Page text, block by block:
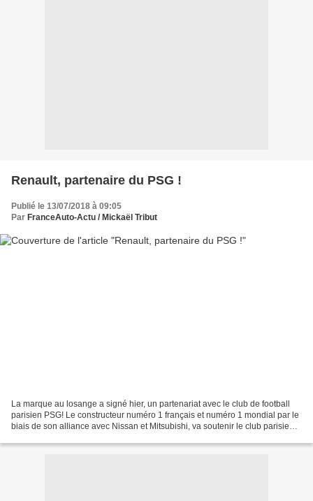
Renault, partenaire du PSG !
Publié le 13/07/2018 à 09:05
Par FranceAuto-Actu / Mickaël Tribut
La marque au losange a signé hier, un partenariat avec le club de football
parisien PSG! Le constructeur numéro 1 français et numéro 1 mondial par le
biais de son alliance avec Nissan et Mitsubishi, va soutenir le club parisien